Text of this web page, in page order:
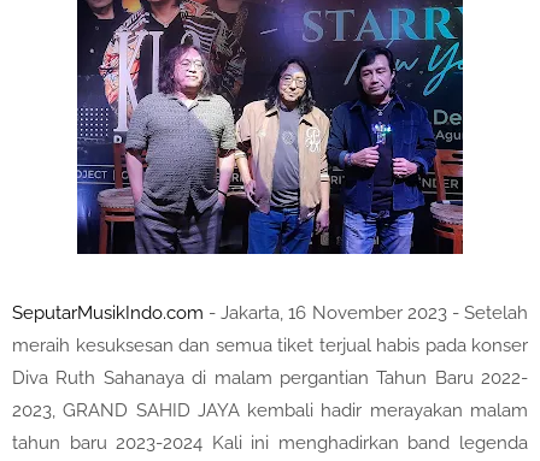
SeputarMusikIndo.com - Jakarta, 16 November 2023 - Setelah
meraih kesuksesan dan semua tiket terjual habis pada konser
Diva Ruth Sahanaya di malam pergantian Tahun Baru 2022-
2023, GRAND SAHID JAYA kembali hadir merayakan malam
tahun baru 2023-2024 Kali ini menghadirkan band legenda